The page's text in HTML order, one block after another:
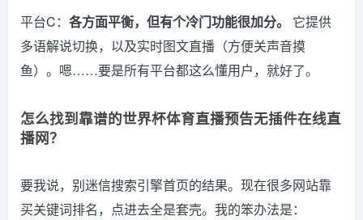
平台C： 各方面平衡，但有个冷门功能很加分。
它提供
多语解说切换，以及实时图文直播（方便关声音摸
鱼）。嗯……要是所有平台都这么懂用户，就好了。
怎么找到靠谱的世界杯体育直播预告无插件在线直
播网？
要我说，别迷信搜索引擎首页的结果。现在很多网站靠
买关键词排名，点进去全是套壳。我的笨办法是：